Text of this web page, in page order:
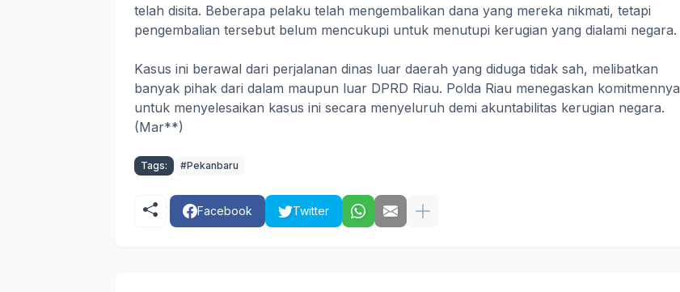
telah disita. Beberapa pelaku telah mengembalikan dana yang mereka nikmati, tetapi
pengembalian tersebut belum mencukupi untuk menutupi kerugian yang dialami negara.
Kasus ini berawal dari perjalanan dinas luar daerah yang diduga tidak sah, melibatkan
banyak pihak dari dalam maupun luar DPRD Riau. Polda Riau menegaskan komitmennya
untuk menyelesaikan kasus ini secara menyeluruh demi akuntabilitas kerugian negara.
(Mar**)
Tags: #Pekanbaru
Facebook Twitter